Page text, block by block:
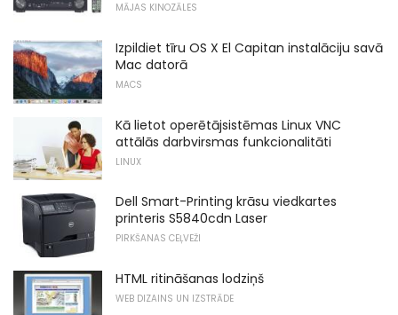
MĀJAS KINOZĀLES
Izpildiet tīru OS X El Capitan instalāciju savā
Mac datorā
MACS
Kā lietot operētājsistēmas Linux VNC
attālās darbvirsmas funkcionalitāti
LINUX
Dell Smart-Printing krāsu viedkartes
printeris S5840cdn Laser
PIRKŠANAS CEĻVEŽI
HTML ritināšanas lodziņš
WEB DIZAINS UN IZSTRĀDE